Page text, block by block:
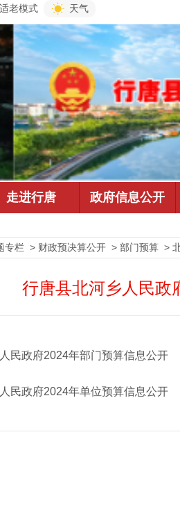
适老模式 天气
专栏 > 财政预决算公开 > 部门预算 >
行唐县北河乡人民政
民政府2024年部门预算信息公开
民政府2024年单位预算信息公开